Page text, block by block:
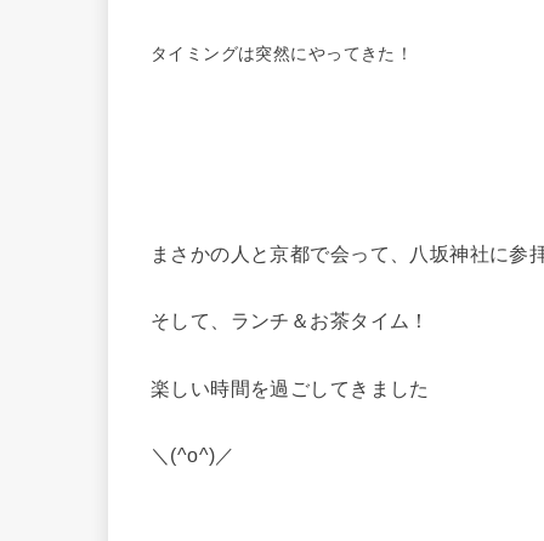
タイミングは突然にやってきた！
まさかの人と京都で会って、八坂神社に参拝
そして、ランチ＆お茶タイム！
楽しい時間を過ごしてきました
＼(^o^)／